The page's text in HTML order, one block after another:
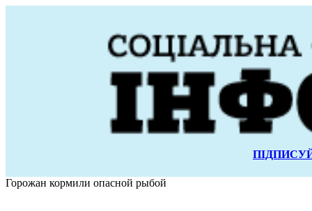
Горожан кормили опасной рыбой